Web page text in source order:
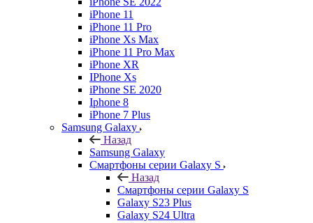
iPhone 11
iPhone 11 Pro
iPhone Xs Max
iPhone 11 Pro Max
iPhone XR
IPhone Xs
iPhone SE 2020
Iphone 8
iPhone 7 Plus
Samsung Galaxy
Назад
Samsung Galaxy
Смартфоны серии Galaxy S
Назад
Смартфоны серии Galaxy S
Galaxy S23 Plus
Galaxy S24 Ultra